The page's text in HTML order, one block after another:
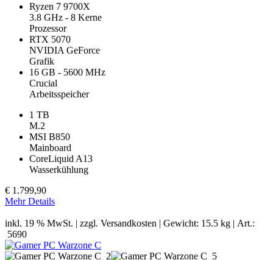
Ryzen 7 9700X
3.8 GHz - 8 Kerne
Prozessor
RTX 5070
NVIDIA GeForce
Grafik
16 GB - 5600 MHz
Crucial
Arbeitsspeicher
1 TB
M.2
MSI B850
Mainboard
CoreLiquid A13
Wasserkühlung
€ 1.799,90
Mehr Details
inkl. 19 % MwSt. | zzgl. Versandkosten | Gewicht: 15.5 kg | Art.:
5690